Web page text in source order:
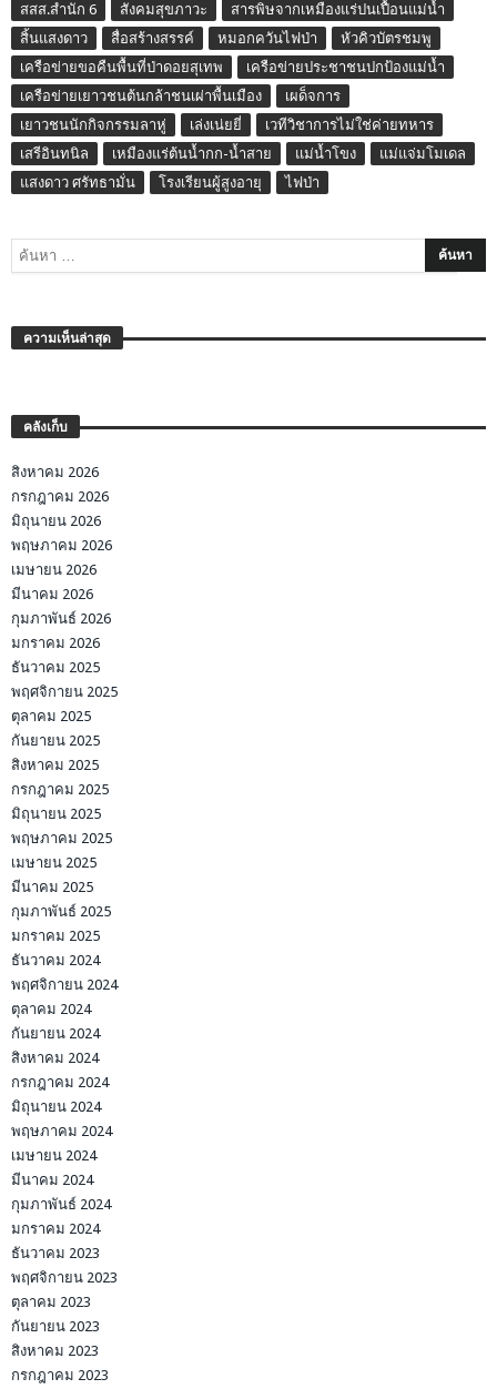
สสส.สำนัก 6 สังคมสุขภาวะ
สารพิษจากเหมืองแร่ปนเปื้อนแม่น้ำ
สิ้นแสงดาว
สื่อสร้างสรรค์ หมอกควันไฟป่า
หัวคิวบัตรชมพู
เครือข่ายขอคืนพื้นที่ป่าดอยสุเทพ
เครือข่ายประชาชนปกป้องแม่น้ำ
เครือข่ายเยาวชนต้นกล้าชนเผ่าพื้นเมือง
เผด็จการ
เยาวชนนักกิจกรรมลาหู่
เล่งเน่ยยี่
เวทีวิชาการไม่ใช่ค่ายทหาร
เสรีอินทนิล
เหมืองแร่ต้นน้ำกก-น้ำสาย แม่น้ำโขง
แม่แจ่มโมเดล
แสงดาว ศรัทธามั่น
โรงเรียนผู้สูงอายุ ไฟป่า
ความเห็นล่าสุด
คลังเก็บ
สิงหาคม 2026
กรกฎาคม 2026
มิถุนายน 2026
พฤษภาคม 2026
เมษายน 2026
มีนาคม 2026
กุมภาพันธ์ 2026
มกราคม 2026
ธันวาคม 2025
พฤศจิกายน 2025
ตุลาคม 2025
กันยายน 2025
สิงหาคม 2025
กรกฎาคม 2025
มิถุนายน 2025
พฤษภาคม 2025
เมษายน 2025
มีนาคม 2025
กุมภาพันธ์ 2025
มกราคม 2025
ธันวาคม 2024
พฤศจิกายน 2024
ตุลาคม 2024
กันยายน 2024
สิงหาคม 2024
กรกฎาคม 2024
มิถุนายน 2024
พฤษภาคม 2024
เมษายน 2024
มีนาคม 2024
กุมภาพันธ์ 2024
มกราคม 2024
ธันวาคม 2023
พฤศจิกายน 2023
ตุลาคม 2023
กันยายน 2023
สิงหาคม 2023
กรกฎาคม 2023